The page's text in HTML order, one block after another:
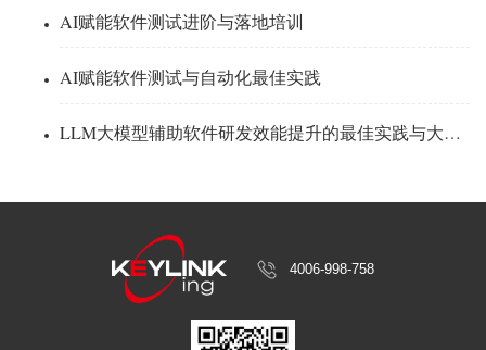
AI赋能软件测试进阶与落地培训
AI赋能软件测试与自动化最佳实践
LLM大模型辅助软件研发效能提升的最佳实践与大厂实战案例解读-中金
4006-998-758